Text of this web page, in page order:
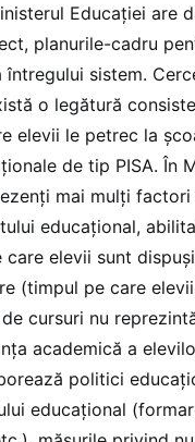
Educației are
planurile-cadru
sistem.
o legătură
elevii le petrec la
de tip PISA. În
mai mulți
educațional,
elevii sunt
(timpul pe care
cursuri nu
academică a
politici
educațional